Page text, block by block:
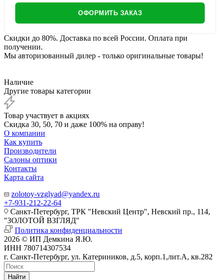
ОФОРМИТЬ ЗАКАЗ
Скидки до 80%. Доставка по всей России. Оплата при
получении.
Мы авторизованный дилер - только оригинальные товары!
Наличие
Другие товары категории
Товар участвует в акциях
Скидка 30, 50, 70 и даже 100% на оправу!
О компании
Как купить
Производители
Салоны оптики
Контакты
Карта сайта
zolotoy-vzglyad@yandex.ru
+7-931-212-22-64
Санкт-Петербург, ТРК "Невский Центр", Невский пр., 114,
"ЗОЛОТОЙ ВЗГЛЯД"
Политика конфиденциальности
2026 © ИП Демкина Я.Ю.
ИНН 780714307534
г. Санкт-Петербург, ул. Катериников, д.5, корп.1,лит.А, кв.282
Найти